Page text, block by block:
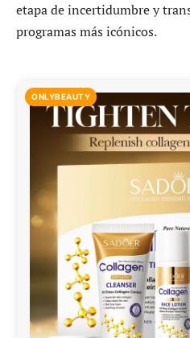
etapa de incertidumbre y
programas más icónicos.
ONLYBEAUTY